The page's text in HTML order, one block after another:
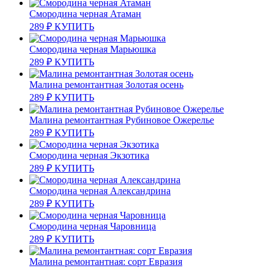
Смородина черная Атаман
289 ₽ КУПИТЬ
Смородина черная Марьюшка
289 ₽ КУПИТЬ
Малина ремонтантная Золотая осень
289 ₽ КУПИТЬ
Малина ремонтантная Рубиновое Ожерелье
289 ₽ КУПИТЬ
Смородина черная Экзотика
289 ₽ КУПИТЬ
Смородина черная Александрина
289 ₽ КУПИТЬ
Смородина черная Чаровница
289 ₽ КУПИТЬ
Малина ремонтантная: сорт Евразия